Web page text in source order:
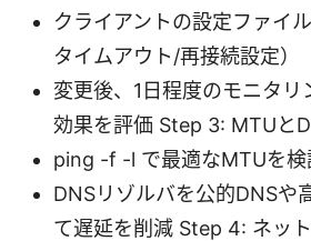
クライアントの設定ファイ
タイムアウト/再接続設定）
変更後、1日程度のモニタリ
効果を評価 Step 3: MTUと
ping -f -l で最適なMTUを検
DNSリゾルバを公的DNSや
て遅延を削減 Step 4: ネッ